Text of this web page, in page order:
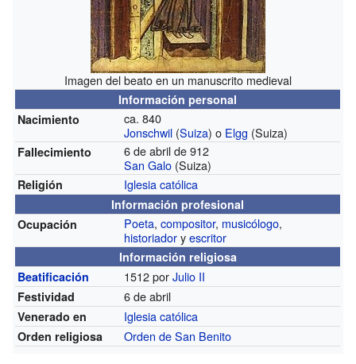
Imagen del beato en un manuscrito medieval
Información personal
Nacimiento
ca. 840
Jonschwil (Suiza) o Elgg (Suiza)
Fallecimiento
6 de abril de 912
San Galo (Suiza)
Religión Iglesia católica
Información profesional
Ocupación
Poeta,compositor, musicólogo,
historiadoryescritor
Información religiosa
Beatificación
1512 porJulio II
Festividad 6 de abril
Venerado en Iglesia católica
Orden religiosa Orden de San Benito